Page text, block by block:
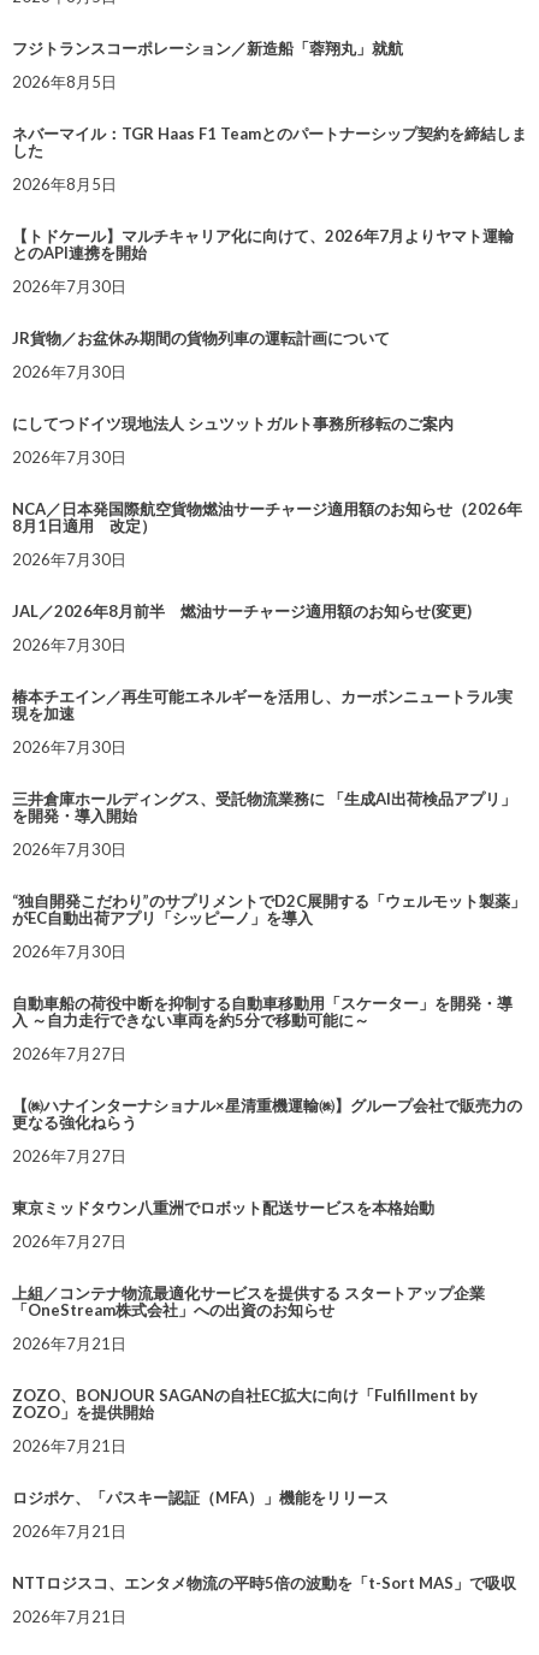
フジトランスコーポレーション／新造船「蓉翔丸」就航
2026年8月5日
ネバーマイル：TGR Haas F1 Teamとのパートナーシップ契約を締結しま
した
2026年8月5日
【トドケール】マルチキャリア化に向けて、2026年7月よりヤマト運輸
とのAPI連携を開始
2026年7月30日
JR貨物／お盆休み期間の貨物列車の運転計画について
2026年7月30日
にしてつドイツ現地法人 シュツットガルト事務所移転のご案内
2026年7月30日
NCA／日本発国際航空貨物燃油サーチャージ適用額のお知らせ（2026年
8月1日適用 改定）
2026年7月30日
JAL／2026年8月前半 燃油サーチャージ適用額のお知らせ(変更)
2026年7月30日
椿本チエイン／再生可能エネルギーを活用し、カーボンニュートラル実
現を加速
2026年7月30日
三井倉庫ホールディングス、受託物流業務に 「生成AI出荷検品アプリ」
を開発・導入開始
2026年7月30日
“独自開発こだわり”のサプリメントでD2C展開する「ウェルモット製薬」
がEC自動出荷アプリ「シッピーノ」を導入
2026年7月30日
自動車船の荷役中断を抑制する自動車移動用「スケーター」を開発・導
入 ～自力走行できない車両を約5分で移動可能に～
2026年7月27日
【㈱ハナインターナショナル×星清重機運輸㈱】グループ会社で販売力の
更なる強化ねらう
2026年7月27日
東京ミッドタウン八重洲でロボット配送サービスを本格始動
2026年7月27日
上組／コンテナ物流最適化サービスを提供する スタートアップ企業
「OneStream株式会社」への出資のお知らせ
2026年7月21日
ZOZO、BONJOUR SAGANの自社EC拡大に向け「Fulfillment by
ZOZO」を提供開始
2026年7月21日
ロジポケ、「パスキー認証（MFA）」機能をリリース
2026年7月21日
NTTロジスコ、エンタメ物流の平時5倍の波動を「t-Sort MAS」で吸収
2026年7月21日